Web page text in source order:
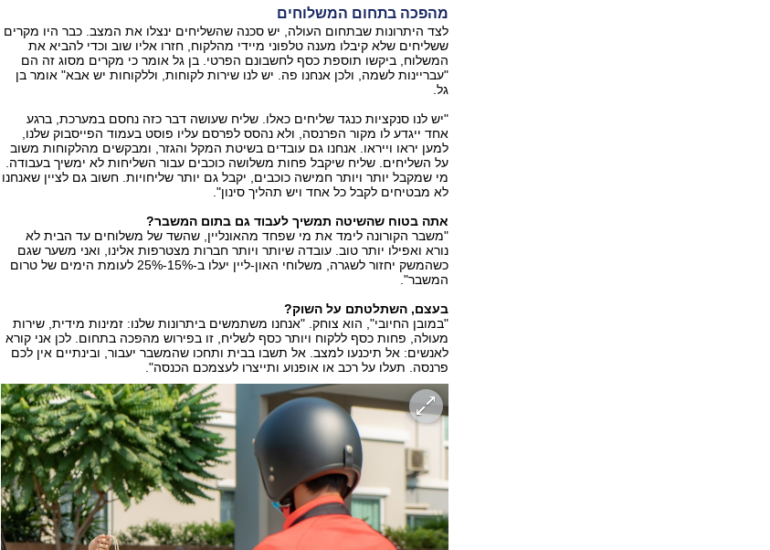
מהפכה בתחום המשלוחים
לצד היתרונות שבתחום העולה, יש סכנה שהשליחים ינצלו את המצב. כבר היו מקרים
ששליחים שלא קיבלו מענה טלפוני מיידי מהלקוח, חזרו אליו שוב וכדי להביא את
המשלוח, ביקשו תוספת כסף לחשבונם הפרטי. בן גל אומר כי מקרים מסוג זה הם
"עבריינות לשמה, ולכן אנחנו פה. יש לנו שירות לקוחות, וללקוחות יש אבא" אומר בן
גל.
"יש לנו סנקציות כנגד שליחים כאלו. שליח שעושה דבר כזה נחסם במערכת, ברגע
אחד ייגדע לו מקור הפרנסה, ולא נהסס לפרסם עליו פוסט בעמוד הפייסבוק שלנו,
למען יראו וייראו. אנחנו גם עובדים בשיטת המקל והגזר, ומבקשים מהלקוחות משוב
על השליחים. שליח שיקבל פחות משלושה כוכבים עבור השליחות לא ימשיך בעבודה.
מי שמקבל יותר ויותר חמישה כוכבים, יקבל גם יותר שליחויות. חשוב גם לציין שאנחנו
לא מבטיחים לקבל כל אחד ויש תהליך סינון".
אתה בטוח שהשיטה תמשיך לעבוד גם בתום המשבר?
"משבר הקורונה לימד את מי שפחד מהאונליין, שהשד של משלוחים עד הבית לא
נורא ואפילו יותר טוב. עובדה שיותר ויותר חברות מצטרפות אלינו, ואני משער שגם
כשהמשק יחזור לשגרה, משלוחי האון-ליין יעלו ב-15%-25% לעומת הימים של טרום
המשבר".
בעצם, השתלטתם על השוק?
"במובן החיובי", הוא צוחק. "אנחנו משתמשים ביתרונות שלנו: זמינות מידית, שירות
מעולה, פחות כסף ללקוח ויותר כסף לשליח, זו בפירוש מהפכה בתחום. לכן אני קורא
לאנשים: אל תיכנעו למצב. אל תשבו בבית ותחכו שהמשבר יעבור, ובינתיים אין לכם
פרנסה. תעלו על רכב או אופנוע ותייצרו לעצמכם הכנסה".